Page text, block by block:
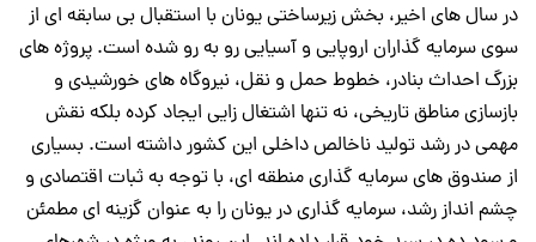
در سال های اخیر، بخش زیرساختی یونان با استقبال بی سابقه ای از
سوی سرمایه گذاران اروپایی و آسیایی رو به رو شده است. پروژه های
بزرگ احداث بنادر، خطوط حمل و نقل، نیروگاه های خورشیدی و
بازسازی مناطق تاریخی، نه تنها اشتغال زایی ایجاد کرده بلکه نقش
مهمی در رشد تولید ناخالص داخلی این کشور داشته است. بسیاری
از صندوق های سرمایه گذاری منطقه ای، با توجه به ثبات اقتصادی و
چشم انداز رشد، سرمایه گذاری در یونان را به عنوان گزینه ای مطمئن